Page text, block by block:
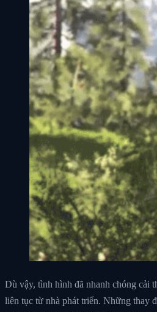
Dù vậy, tình hình đã nhanh chóng cải
liên tục từ nhà phát triển. Những thay